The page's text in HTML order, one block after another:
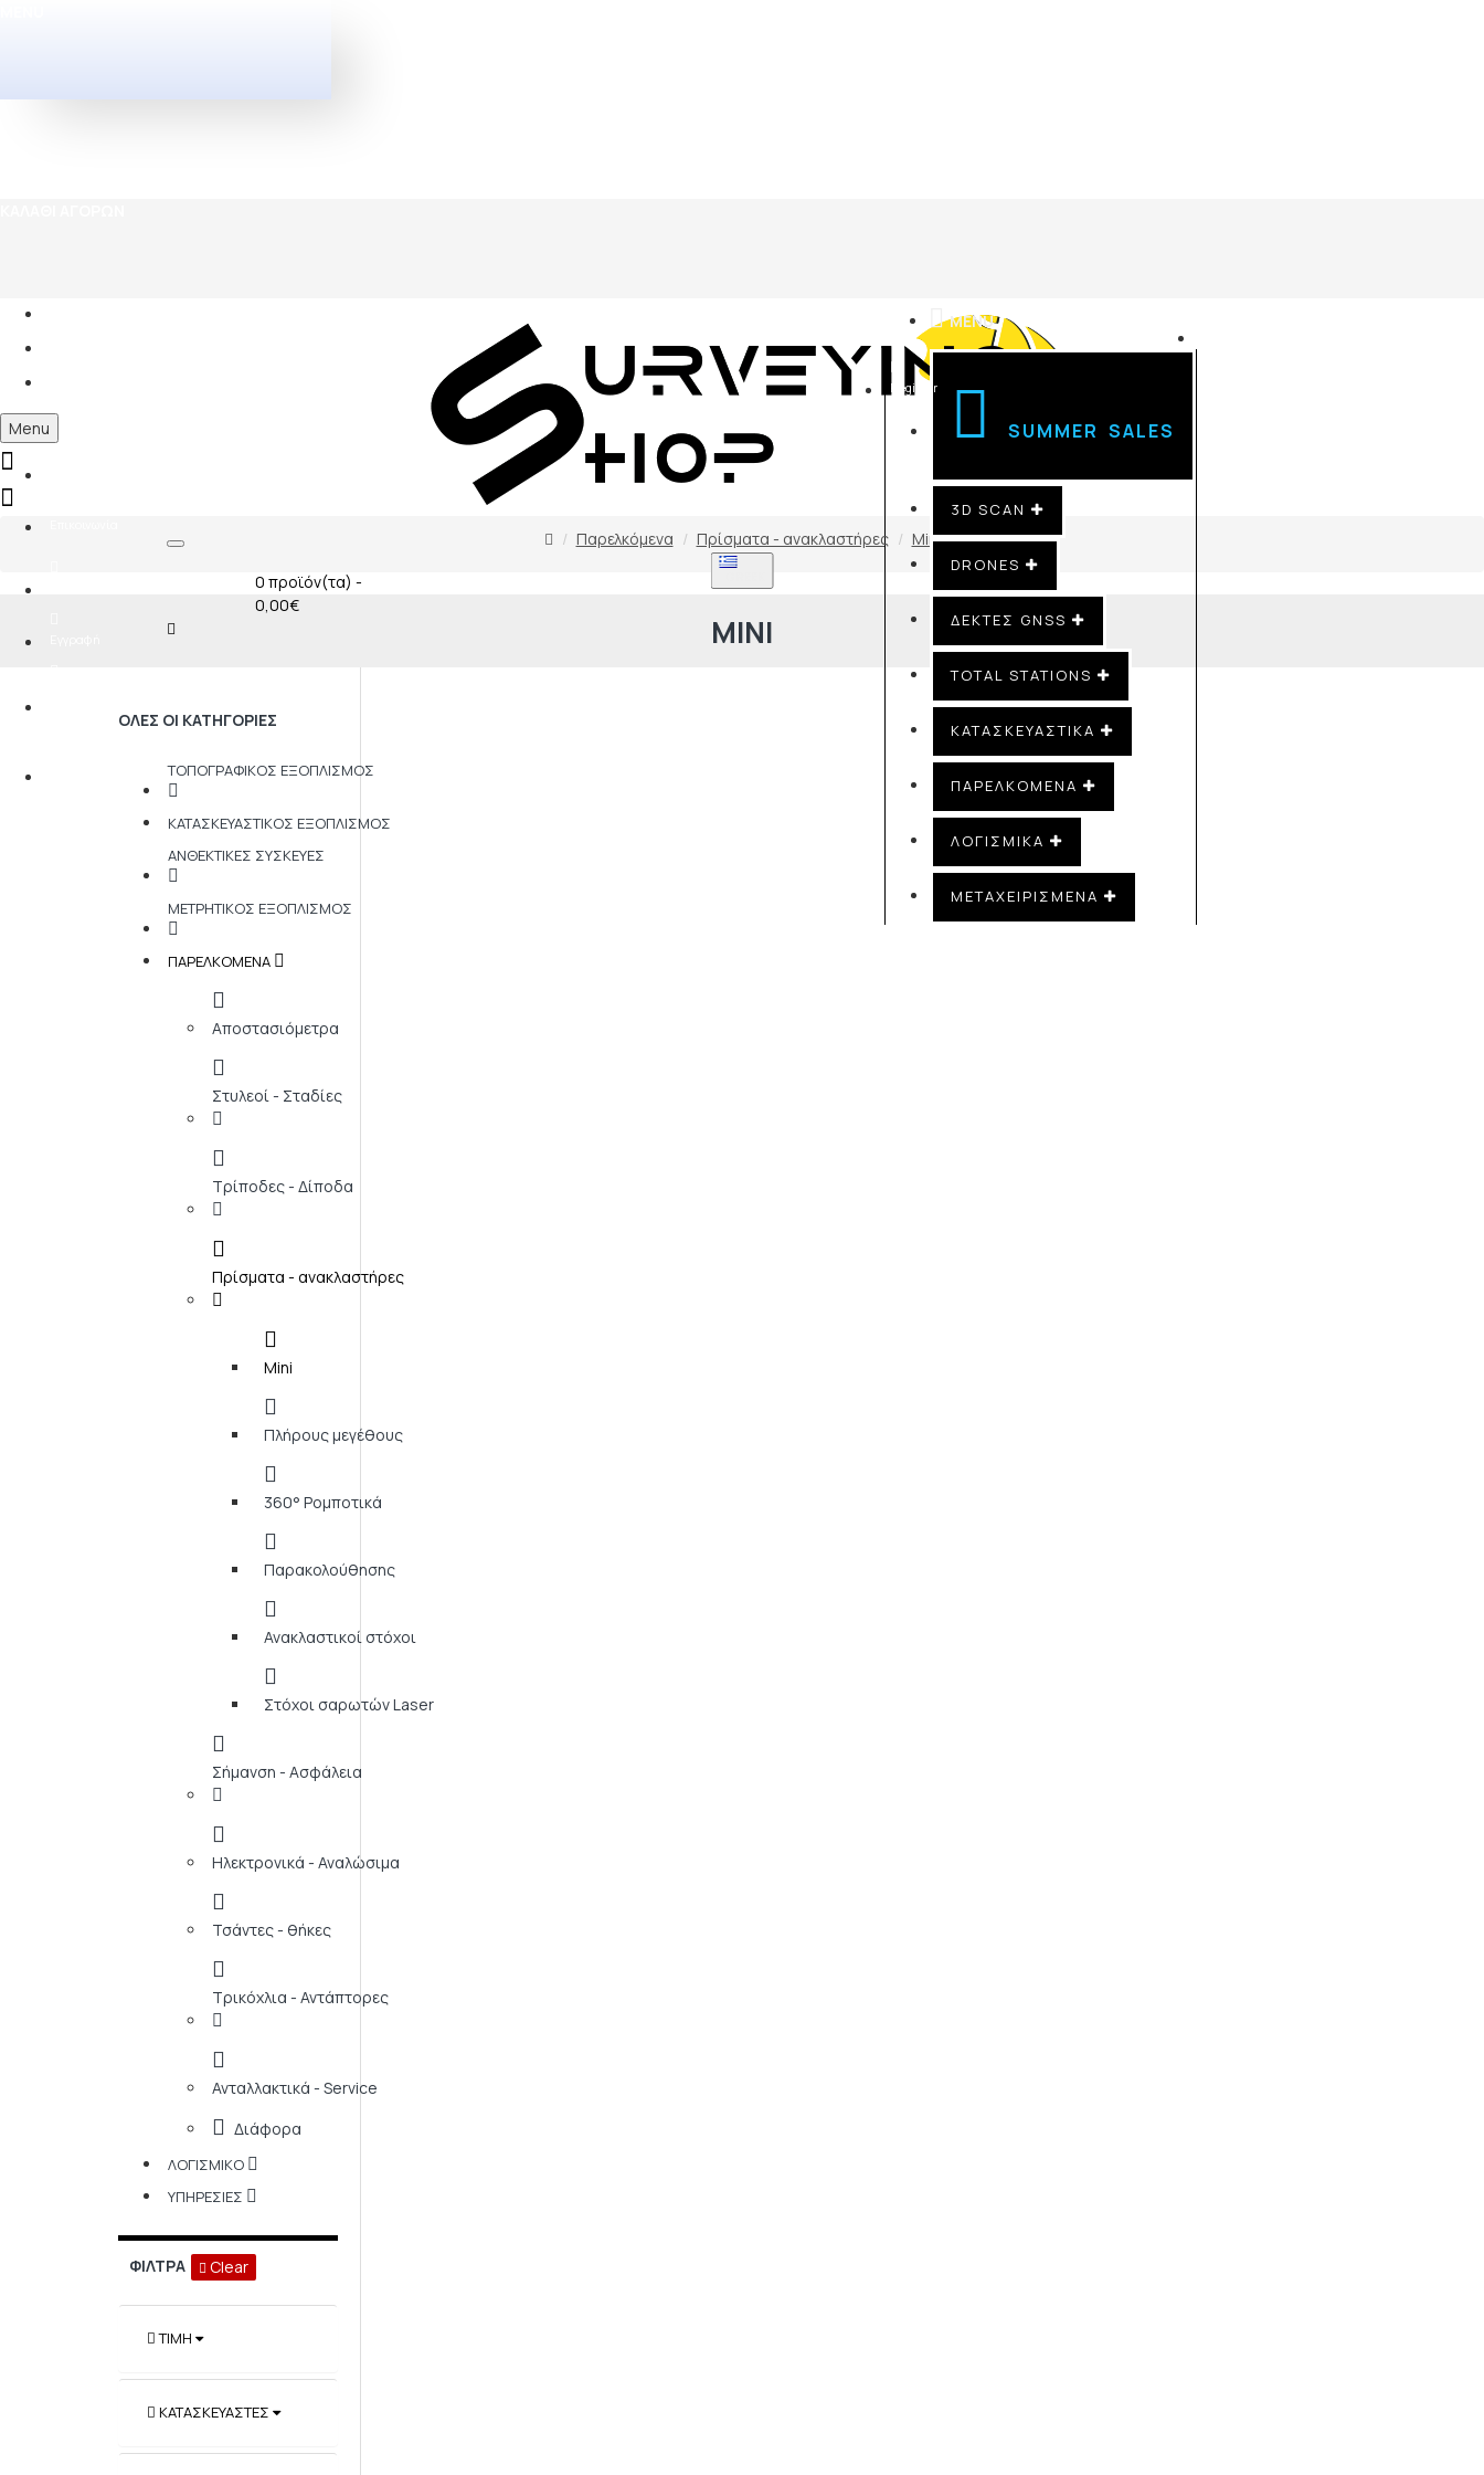
0 προϊόν(τα) -
0,00€
MENU
SUMMER SALES
3D SCAN
DRONES
ΔΕΚΤΕΣ GNSS
TOTAL STATIONS
ΚΑΤΑΣΚΕΥΑΣΤΙΚΑ
ΠΑΡΕΛΚΌΜΕΝΑ
ΛΟΓΙΣΜΙΚΆ
ΜΕΤΑΧΕΙΡΙΣΜΕΝΑ
Register
Menu
Παρελκόμενα
Πρίσματα - ανακλαστήρες Mini
MINI
ΟΛΕΣ ΟΙ ΚΑΤΗΓΟΡΊΕΣ
ΤΟΠΟΓΡΑΦΙΚΌΣ ΕΞΟΠΛΙΣΜΌΣ
ΚΑΤΑΣΚΕΥΑΣΤΙΚΌΣ ΕΞΟΠΛΙΣΜΌΣ
ΑΝΘΕΚΤΙΚΈΣ ΣΥΣΚΕΥΈΣ
ΜΕΤΡΗΤΙΚΌΣ ΕΞΟΠΛΙΣΜΌΣ
ΠΑΡΕΛΚΌΜΕΝΑ
Αποστασιόμετρα
Στυλεοί - Σταδίες
Τρίποδες - Δίποδα
Πρίσματα - ανακλαστήρες
Mini
Πλήρους μεγέθους
360° Ρομποτικά
Παρακολούθησης
Ανακλαστικοί στόχοι
Στόχοι σαρωτών Laser
Σήμανση - Ασφάλεια
Ηλεκτρονικά - Αναλώσιμα
Τσάντες - θήκες
Τρικόχλια - Αντάπτορες
Ανταλλακτικά - Service
Διάφορα
ΛΟΓΙΣΜΙΚΌ
ΥΠΗΡΕΣΊΕΣ
ΦΊΛΤΡΑ Clear
ΤΙΜΉ
ΚΑΤΑΣΚΕΥΑΣΤΈΣ